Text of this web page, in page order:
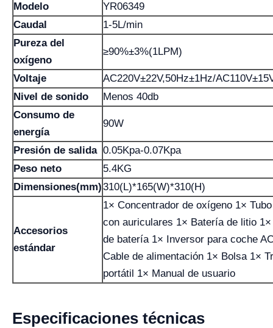
Modelo
YR06349
Caudal
1-5L/min
Pureza del
oxígeno
≥90%±3%(1LPM)
Voltaje
AC220V±22V,50Hz±1Hz/
Nivel de sonido
Menos 40db
Consumo de
energía
90W
Presión de salida 0.05Kpa-0.07Kpa
Peso neto
5.4KG
Dimensiones(mm)310(L)*165(W)*310(H)
Accesorios
estándar
1× Concentrador de oxígeno 1×
con auriculares 1× Batería de litio
de batería 1× Inversor para coche
Cable de alimentación 1× Bolsa 1×
portátil 1× Manual de usuario
Especificaciones técnicas